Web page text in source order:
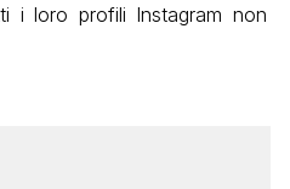
i loro profili Instagram non